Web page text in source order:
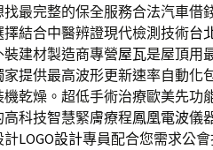
找最完整的保全服務合法汽車借
結合中醫辨證現代檢測技術台
建材製造商專營屋瓦是屋頂用
家提供最高波形更新速率自動化
乾燥。超低手術治療歐美先功
科技智慧緊膚療程鳳凰電波儀
計LOGO設計專員配合您需求公